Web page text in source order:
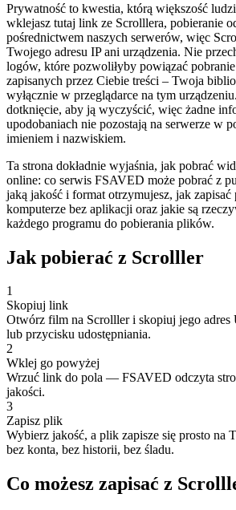
Prywatność to kwestia, którą większość
wklejasz tutaj link ze Scrolllera, pobieranie
pośrednictwem naszych serwerów, więc
Twojego adresu IP ani urządzenia. Nie
logów, które pozwoliłyby powiązać
zapisanych przez Ciebie treści – Twoja
wyłącznie w przeglądarce na tym
dotknięcie, aby ją wyczyścić, więc żadne
upodobaniach nie pozostają na serwerze w
imieniem i nazwiskiem.
Ta strona dokładnie wyjaśnia, jak pobrać
online: co serwis FSAVED może pobrać z
jaką jakość i format otrzymujesz, jak
komputerze bez aplikacji oraz jakie są
każdego programu do pobierania plików.
Jak pobierać z Scrolller
1
Skopiuj link
Otwórz film na Scrolller i skopiuj jego adres
lub przycisku udostępniania.
2
Wklej go powyżej
Wrzuć link do pola — FSAVED odczyta
jakości.
3
Zapisz plik
Wybierz jakość, a plik zapisze się prosto
bez konta, bez historii, bez śladu.
Co możesz zapisać z